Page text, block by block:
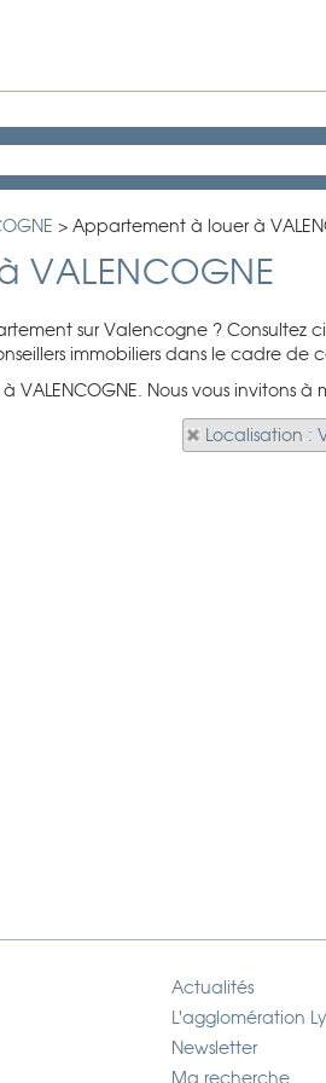
> Appartement à louer à
sur Valencogne ? Consultez
immobiliers dans le cadre de
VALENCOGNE. Nous vous invitons
Localisation :
Actualités
L'agglomération
Newsletter
Ma recherche